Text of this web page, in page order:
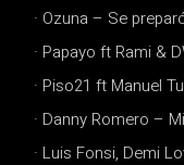
· Ozuna – Se
· Papayo ft Rami &
· Piso21 ft Manuel
· Danny Romero –
· Luis Fonsi, Demi